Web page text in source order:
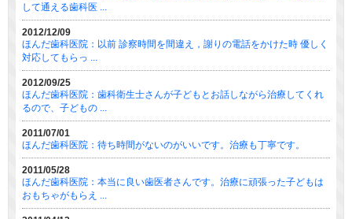
して通える歯科医 ...
2012/12/09
ほんだ歯科医院：以前 診察時間を間違え，謝りの電話をかけた時 優しく
対応してもらっ ...
2012/09/25
ほんだ歯科医院：歯科衛生士さんが子どもとお話しながら治療してくれ
るので、子どもの ...
2011/07/01
ほんだ歯科医院：待ち時間がないのがいいです。治療も丁寧です。
2011/05/28
ほんだ歯科医院：本当に良い歯医者さんです。治療に頑張った子どもは
おもちゃがもらえ ...